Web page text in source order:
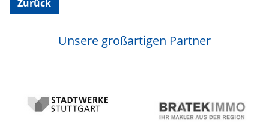
Zurück
Unsere großartigen Partner